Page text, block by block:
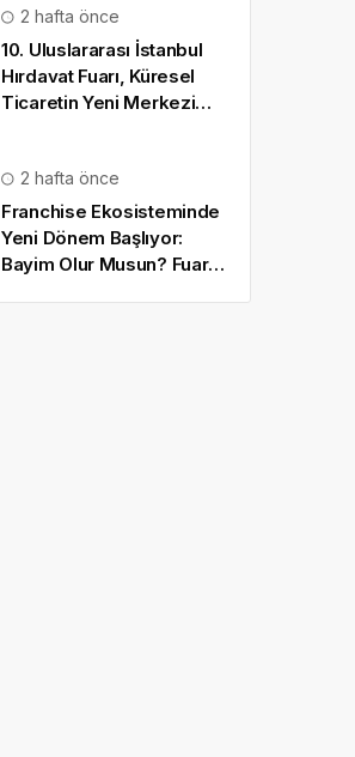
2 hafta önce
10. Uluslararası İstanbul
Hırdavat Fuarı, Küresel
Ticaretin Yeni Merkezi
2 hafta önce
Franchise Ekosisteminde
Yeni Dönem Başlıyor:
Bayim Olur Musun? Fuarı